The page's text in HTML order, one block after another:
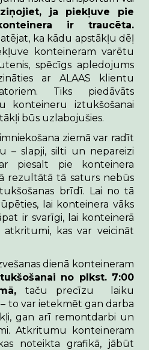
ja piekļuve pie
ir traucēta.
ka kādu apstākļu dēļ
konteineram varētu
spēcīgs apledojums
ar ALAAS klientu
Tiks piedāvāts
konteineru iztukšošanai
būs uzlabojušies.
ziemā var radīt
–slapji, silti un nepareizi
piesalt pie konteinera
rezultātā tā saturs nebūs
brīdī. Lai no tā
lai konteinera vāks
ir svarīgi, lai konteinerā
kas var veicināt
dienā konteineram
no plkst. 7:00
taču precīzu laiku
to var ietekmēt gan darba
gan arī remontdarbi un
Atkritumu konteineram
noteikta grafikā, jābūt